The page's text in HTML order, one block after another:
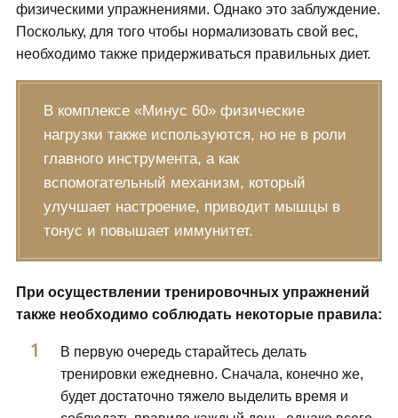
физическими упражнениями. Однако это заблуждение.
Поскольку, для того чтобы нормализовать свой вес,
необходимо также придерживаться правильных диет.
В комплексе «Минус 60» физические
нагрузки также используются, но не в роли
главного инструмента, а как
вспомогательный механизм, который
улучшает настроение, приводит мышцы в
тонус и повышает иммунитет.
При осуществлении тренировочных упражнений
также необходимо соблюдать некоторые правила:
В первую очередь старайтесь делать
тренировки ежедневно. Сначала, конечно же,
будет достаточно тяжело выделить время и